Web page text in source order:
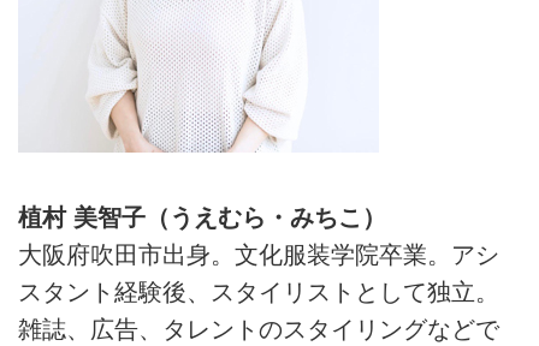
植村 美智子（うえむら・みちこ）
大阪府吹田市出身。文化服装学院卒業。アシ
スタント経験後、スタイリストとして独立。
雑誌、広告、タレントのスタイリングなどで